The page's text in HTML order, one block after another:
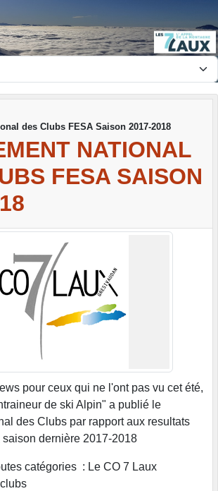
des Clubs FESA Saison 2017-2018
NATIONAL
FESA SAISON
pour ceux qui ne l'ont pas vu cet été,
de ski Alpin" a publié le
des Clubs par rapport aux resultats
dernière 2017-2018
catégories : Le CO 7 Laux
cookies